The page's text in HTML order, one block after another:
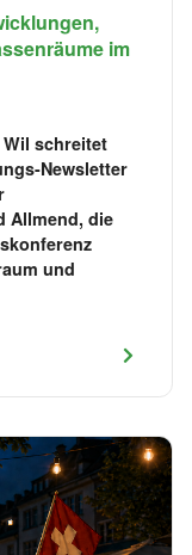
im
schreitet
Newsletter
Allmend, die
und